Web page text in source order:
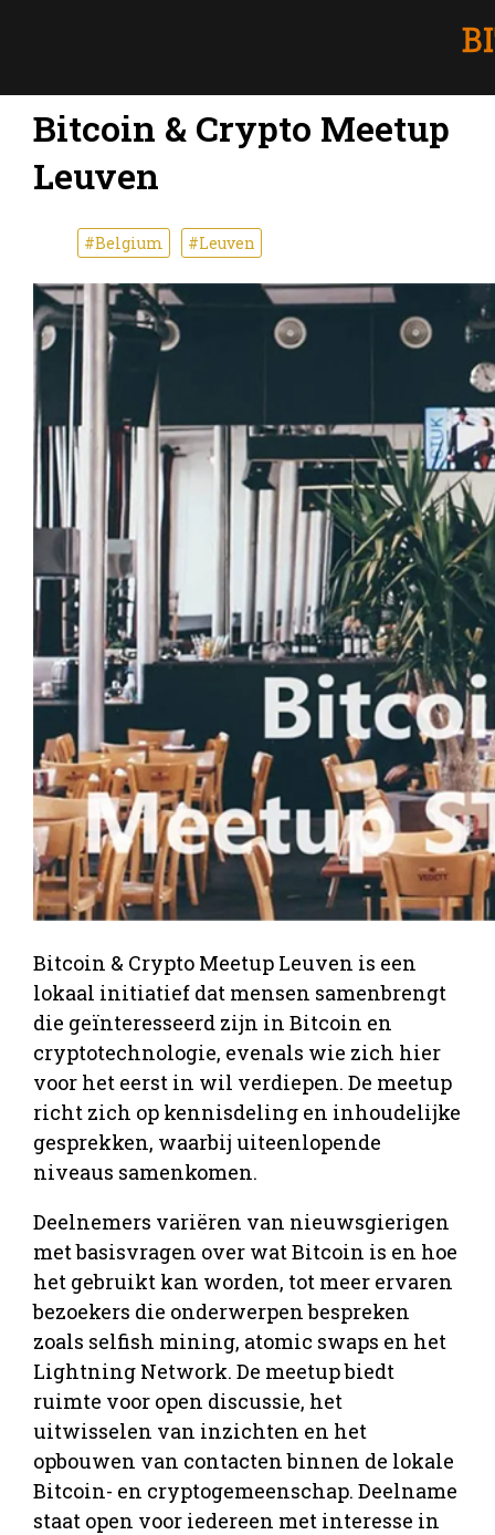
Bitcoin & Crypto Meetup
Leuven
#Belgium #Leuven
Bitcoin & Crypto Meetup Leuven is een
lokaal initiatief dat mensen samenbrengt
die geïnteresseerd zijn in Bitcoin en
cryptotechnologie, evenals wie zich hier
voor het eerst in wil verdiepen. De meetup
richt zich op kennisdeling en inhoudelijke
gesprekken, waarbij uiteenlopende
niveaus samenkomen.
Deelnemers variëren van nieuwsgierigen
met basisvragen over wat Bitcoin is en hoe
het gebruikt kan worden, tot meer ervaren
bezoekers die onderwerpen bespreken
zoals selfish mining, atomic swaps en het
Lightning Network. De meetup biedt
ruimte voor open discussie, het
uitwisselen van inzichten en het
opbouwen van contacten binnen de lokale
Bitcoin- en crypto­gemeenschap. Deelname
staat open voor iedereen met interesse in